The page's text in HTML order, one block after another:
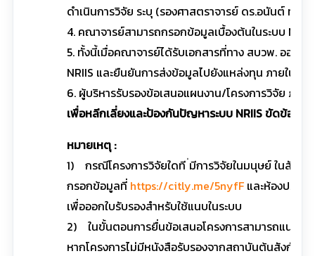
ดำเนินการวิจัย ระบุ (รองศาสตราจารย์ ดร.อนันต์ ทอง
4. คณาจารย์สามารถกรอกข้อมูลเบื้องต้นในระบบ
5. ทั้งนี้เมื่อคณาจารย์ได้รับเอกสารที่ทาง สบวพ. ออก
NRIIS และยืนยันการส่งข้อมูลไปยังแหล่งทุน ภายในวัน
6. ผู้บริหารรับรองข้อเสนอแผนงาน/โครงการวิจัย ภา
เพื่อหลีกเลี่ยงและป้องกันปัญหาระบบ NRIIS ขัดข้องเนื่
หมายเหตุ :
1) กรณีโครงการวิจัยใดที ่มีการวิจัยในมนุษย์ ในสัตว์
กรอกข้อมูลที่ https://citly.me/5nyfFและห้องปฏิบัติ
เพื่อออกใบรับรองสำหรับใช้แนบในระบบ
2) ในขั้นตอนการยื่นข้อเสนอโครงการสามารถแนบหนั
หากโครงการไม่มีหนังสือรับรองจากสถาบันต้นสังกัดข